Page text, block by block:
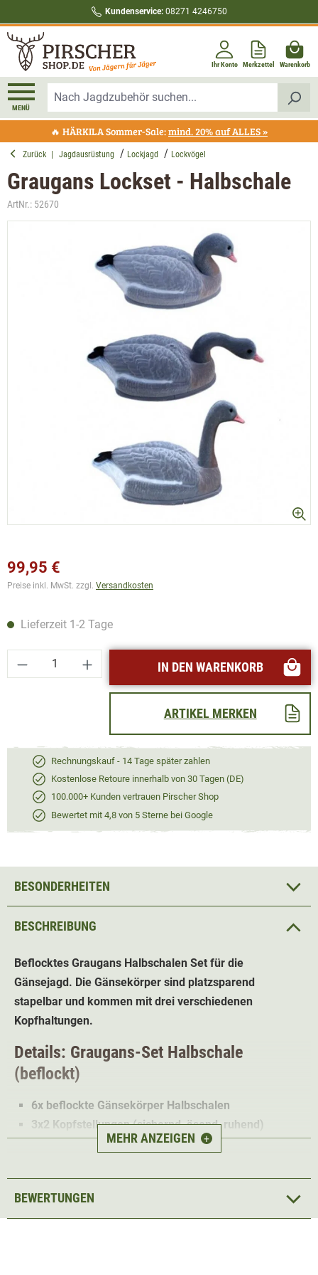
Kundenservice: 08271 4246750
Ihr Konto Merkzettel Warenkorb
MENÜ
🔥 HÄRKILA Sommer-Sale:mind. 20% auf ALLES »
Zurück Jagdausrüstung Lockjagd Lockvögel
Graugans Lockset - Halbschale
ArtNr.: 52670
99,95 €
Preise inkl. MwSt. zzgl. Versandkosten
Lieferzeit 1-2 Tage
Produkt Anzahl: Gib den gewünschten
IN DEN WARENKORB
ARTIKEL MERKEN
Rechnungskauf - 14 Tage später zahlen
Kostenlose Retoure innerhalb von 30 Tagen (DE)
100.000+ Kunden vertrauen Pirscher Shop
Bewertet mit 4,8 von 5 Sterne bei Google
BESCHREIBUNG
Beflocktes Graugans Halbschalen Set für die
Gänsejagd. Die Gänsekörper sind platzsparend
stapelbar und kommen mit drei verschiedenen
Kopfhaltungen.
Details: Graugans-Set Halbschale
(beflockt)
6x beflockte Gänsekörper Halbschalen
3x2 Kopfstellungen (sichernd, äsend, ruhend)
stapelbar & platzsparend
Durch die Beflockung entsteht auch bei Nässe keine
MEHR ANZEIGEN +
BESONDERHEITEN
BEWERTUNGEN